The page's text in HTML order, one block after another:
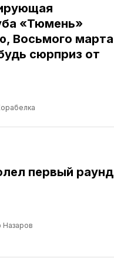
«Тюмень»
Восьмого марта
сюрприз от
первый раунд
Назаров